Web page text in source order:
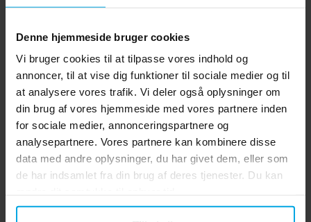
Denne hjemmeside bruger cookies
Vi bruger cookies til at tilpasse vores indhold og
annoncer, til at vise dig funktioner til sociale medier og til
at analysere vores trafik. Vi deler også oplysninger om
din brug af vores hjemmeside med vores partnere inden
for sociale medier, annonceringspartnere og
analysepartnere. Vores partnere kan kombinere disse
data med andre oplysninger, du har givet dem, eller som
de har indsamlet fra din brug af deres tjenester. Du kan